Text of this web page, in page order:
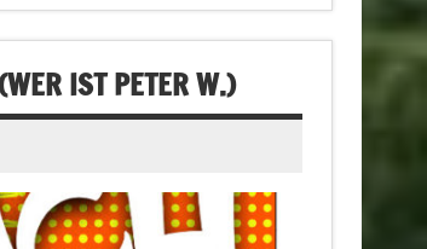
IST PETER W.)